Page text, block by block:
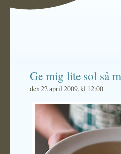
Ge mig lite sol så
den 22 april 2009, kl 12:00